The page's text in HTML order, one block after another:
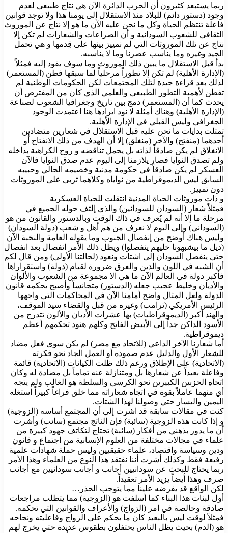
ربما يستبعد كثيرون أن الحرب الدائرة الآن هي نتاج طبيعي لعدم
وجود (دستور دائم) للبلاد منذ الاستقلال إلى يومنا هذا ولا توجد قوانين
فاعلة تنتظم الحياة وكل ما نحن عليه الآن ما هو إلا نتاج عن الموروث
الثقافي للشعوب السودانية و أن الصراعات والشعارات لم تكن إلا
نتاج عن تلك الموروثات التي لم نمييز بينها على قِدمها و هي تحمل
الجيد وغيره وما يناسب عصرنا وما لا يناسبه.
بدأ قبل الاستقلال ما يبين ذلك الموروث وما سوف يقود إليه فمثلاً
(الإدارة الأهلية) لم تكن إلا تطوراً مرحلياً لما سبقها فطن (المستعمر)
لذلك بعد قراءة جيدة لتلك المجتمعات لكن الحكومات الوطنية لم
تفطن لأهمية التطور الطبيعي والعلمي الذي كان من المفترض أن
يحدث كما أن (المستعمر) دمج بين تاريخ وجغرافيا الشعوب لصناعة
(الإدارة الأهلية) وهناك أمثلة لا نود ايرادها هنا اعتمدت الوجود
الجغرافي وليس القبلي في الإدارة الأهلية.
تمثلت بدايات ما نحن عليه قبل الاستقلال في شعارين متضادين
أحدهما (منفتح) والآخر (منغلق) إلا أن الهدف من ذلك الانفتاح أو
الانغلاق لم يكن صادقاً لذاته بل يحمل تناقضه و روح الكراهية بداخله
ولم تصدق النوايا فصار يلازمنا إلى اليوم عدم صدق النوايا فالآن
العسكر لم يكن صادقاً في حكومة مدنية وخصيمه الحالي وحبيبه
السابق ليس الديموقراطية من نواياه وكلاهما تربى على الموروثات
دون تمييز.
و ذات موروثات الحياة المدنية انتقلت للحياة العسكرية
فمثلاً شعار (السودان للسودانين) والذي إلتف حوله الجميع في
مرحلة ما إلا أنه لم يُعرف في ذاك الوقت وبالدستور والقانون من هو
(السوداني) وإلى اليوم لا نعرف من هم أهل و شعب (دولة السودان)
وليس هناك أوضح من إنفصال الجنوب وما يقوله العامة والنخبة الآن
(ديل ما بيشبهونا خليهم ينفصلوا) ويظل ذلك الأمر انفصال بعد انفصال
حتى ينفصل السودان إلى اشتات ونعود (لحالتنا الأولى) ومن قال لكم
أن الشبه في اللون والدين والعرق ضرورة لقيام (دولة) واستقراراها
فأكبر دولة في العالم الآن ما هي الا مجموعة من الشعوب والألوان
والأديان وخليط عجيب جعله (الدستور) متجانساً وأصبح يحكمه قانون
الدولة ولعل المثال واضح أمامنا الآن في المحاكمات التي واجهها
الرئيس الأمريكي (ترامب) وغيره من قبل والقضاء سيد الموقف،
والهند أكبر (الديموقراطيات) بها عشرات الأديان والألون تتدرج من
الأسود الداكن جداً إلى الأبيض الفاتح وكلهم هنود تحكمهم أعظم
ديموقراطية.
أما شعارنا الآخر الداعي (للاتحاد مع مصر) لم يكن سوى فعل مضاد
للشعار الأول والدليل عدم صموده أو العمل الجاد نحو فكرته
(الاتحادية) على الإطلاق ورغم ذلك ظلت الكيانات (الاتحادية) قائمة
وفاعلة بعيداً عن شعارها بل ومتنازلة عنه تماماً بل مضادة له وكان
اتجاه الحزبين الكبيرين نحو الكرسي والسلطة هو الغالب ولم يتجه
أي منهما عاملاً بقوة في اتجاه شعاراته مما خلق فراغاً كبيراً استغله
اليمين واليسار حتي وصولنا لهذا الشتات.
كنت في مقالات سابقة قد اشرت إلى أن المجتمع أساسه (الزوجية)
و إذا كانت هذه الزوجية (سائبة) فإن الناتج مجتمع (سائب) وأشرت
أن ما يدور بذهني من أفكار (سائبة) تحتاج لتكاتف جهود كبيرة من
علماء في مجالات مختلفة من العلوم الإنسانية من اجتماع و قانون
ودين وسياسة واقتصاد، علماء حقيقيين وليس حملة شهادات علمية
رفيعة فقط وكذلك أشرت أننا نفتقد هذا النوع من العلماء وهذا الأمر
ربما يحتاج للبحث عن سودانيين أجانب و أجانب سودانيين مع أجانب
صرف وهذا أيضاً يزيد الأمر تعقيداً.
لكن الواقع قد يفرضه علينا مما يتوجب الحذر…
أول لبنات هذا البناء كما أسلفت هو (الزوجية) مما يتطلب مراجعات
صادقة وخالصة في امر (الزواج) والأعراف والقوانين التي تحكمه.
فمثلاً لوقت ليس بالبعيد كان ما يحكم على الزواج وفاعليته ونجاحه
هو (الدم) بحيث يظل الناس يحتفلون بطقوس عديدة حتي يخرج لهم